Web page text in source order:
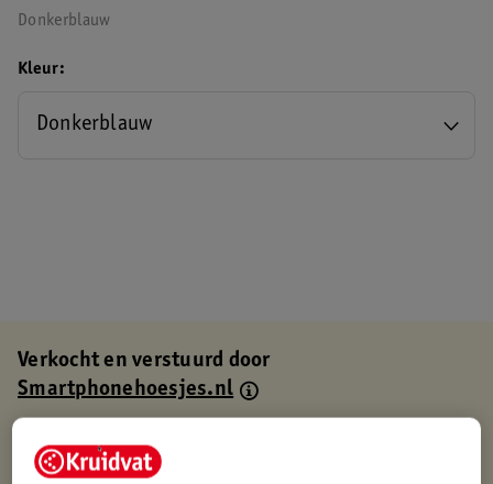
Donkerblauw
Kleur
Donkerblauw
Verkocht en verstuurd door
Smartphonehoesjes.nl
Gratis thuisbezorgd